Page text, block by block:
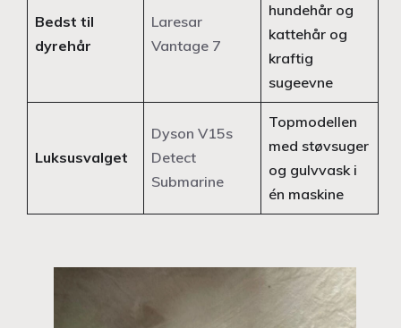
Bedst til
dyrehår
Laresar
Vantage 7
hundehår og
kattehår og
kraftig
sugeevne
Luksusvalget
Dyson V15s
Detect
Submarine
Topmodellen
med støvsuger
og gulvvask i
én maskine